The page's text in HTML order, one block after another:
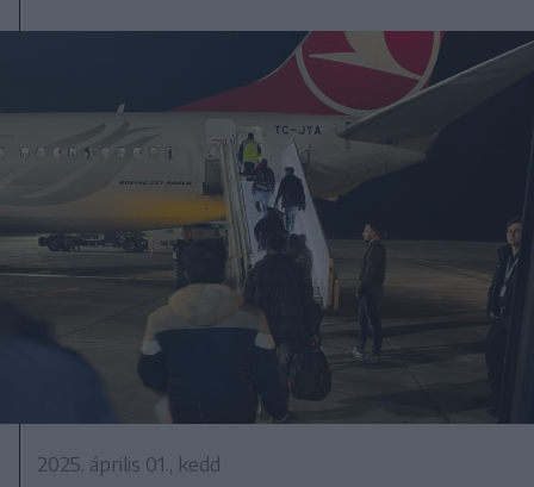
2025. április 01., kedd